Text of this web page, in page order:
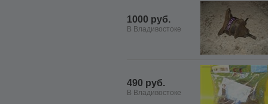
1000 руб.
В Владивостоке
490 руб.
В Владивостоке